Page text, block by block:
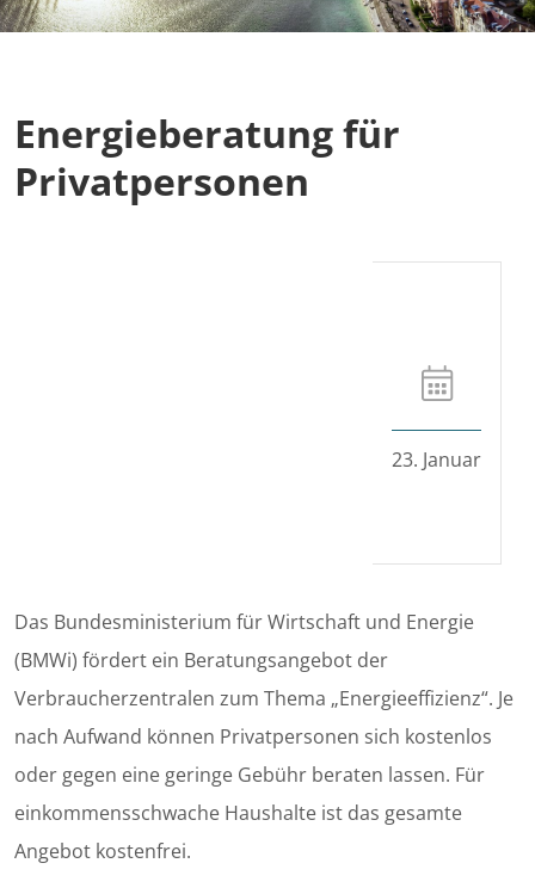
Energieberatung für
Privatpersonen
23. Januar
Das Bundesministerium für Wirtschaft und Energie
(BMWi) fördert ein Beratungsangebot der
Verbraucherzentralen zum Thema „Energieeffizienz“. Je
nach Aufwand können Privatpersonen sich kostenlos
oder gegen eine geringe Gebühr beraten lassen. Für
einkommensschwache Haushalte ist das gesamte
Angebot kostenfrei.